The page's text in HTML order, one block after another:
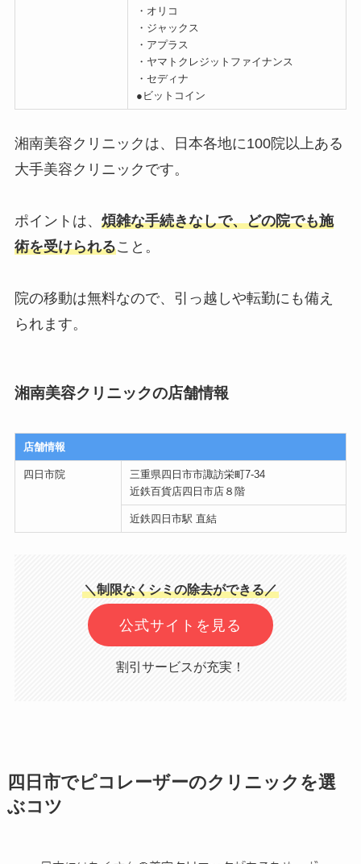
・オリコ
・ジャックス
・アプラス
・ヤマトクレジットファイナンス
・セディナ
●ビットコイン
湘南美容クリニックは、日本各地に100院以上ある
大手美容クリニックです。
ポイントは、 煩雑な手続きなしで、どの院でも施
術を受けられること。
院の移動は無料なので、引っ越しや転勤にも備え
られます。
湘南美容クリニックの店舗情報
店舗情報
四日市院
三重県四日市市諏訪栄町7-34
近鉄百貨店四日市店８階
近鉄四日市駅 直結
＼制限なくシミの除去ができる／
公式サイトを見る
割引サービスが充実！
四日市でピコレーザーのクリニックを選
ぶコツ